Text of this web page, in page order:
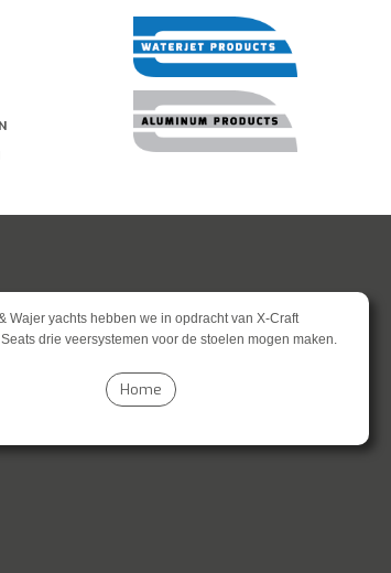
Wajer yachts hebben we in opdracht van X-Craft
drie veersystemen voor de stoelen mogen maken.
Home